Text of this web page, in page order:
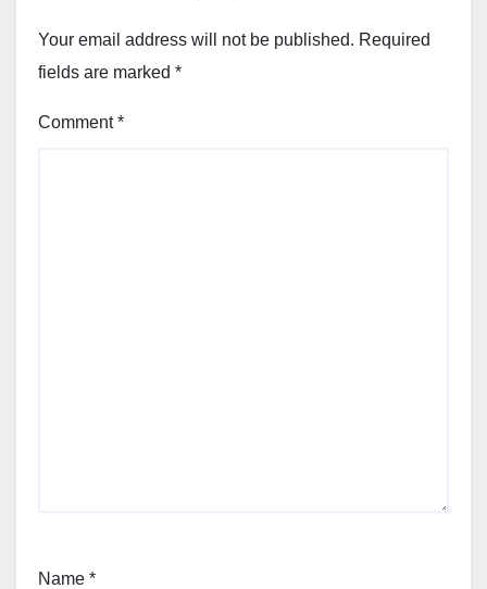
Your email address will not be published. Required
fields are marked *
Comment*
Name *